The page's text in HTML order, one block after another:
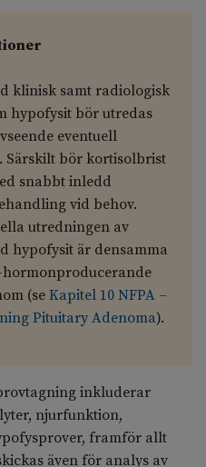
klinisk samt radiologisk
hypofysit bör utredas
eventuell
Särskilt bör kortisolbrist
snabbt inledd
vid behov.
utredningen av
hypofysit är densamma
hormonproducerande
(se Kapitel 10 NFPA –
Pituitary Adenoma).
inkluderar
njurfunktion,
framför allt
även för analys av